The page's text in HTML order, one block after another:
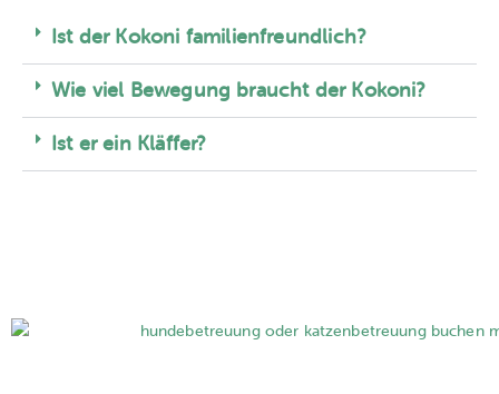
Ist der Kokoni familienfreundlich?
Wie viel Bewegung braucht der Kokoni?
Ist er ein Kläffer?